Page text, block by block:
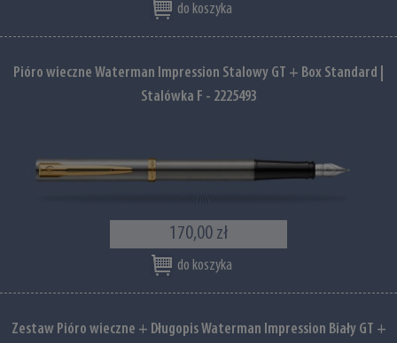
do koszyka
Pióro wieczne Waterman Impression Stalowy GT + Box Standard |
Stalówka F - 2225493
170,00 zł
do koszyka
Zestaw Pióro wieczne + Długopis Waterman Impression Biały GT +